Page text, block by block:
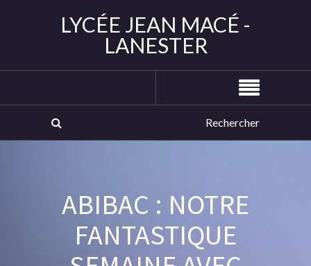
LYCÉE JEAN MACÉ -
LANESTER
ABIBAC : NOTRE
FANTASTIQUE